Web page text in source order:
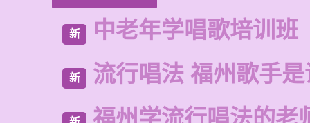
新 中老年学唱歌培训班
新 流行唱法 福州歌手是
福州学流行唱法的老